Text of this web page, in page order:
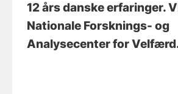
12 års danske erfaringer.
Nationale Forsknings- og
Analysecenter for